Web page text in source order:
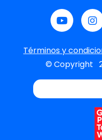
Términos y
© Copyright